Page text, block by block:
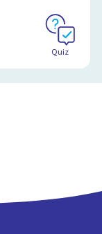
Schoolplaat
Quiz